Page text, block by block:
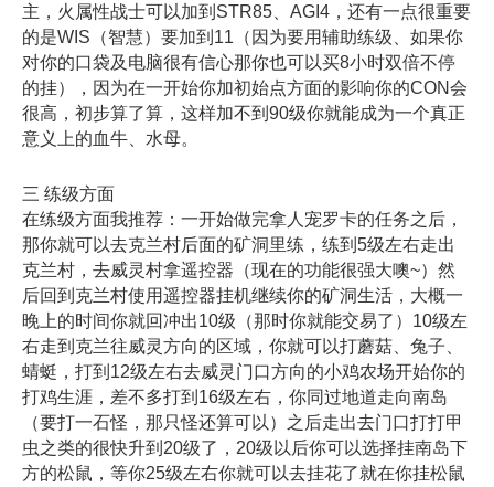
主，火属性战士可以加到STR85、AGI4，还有一点很重要
的是WIS（智慧）要加到11（因为要用辅助练级、如果你
对你的口袋及电脑很有信心那你也可以买8小时双倍不停
的挂），因为在一开始你加初始点方面的影响你的CON会
很高，初步算了算，这样加不到90级你就能成为一个真正
意义上的血牛、水母。
三 练级方面
在练级方面我推荐：一开始做完拿人宠罗卡的任务之后，
那你就可以去克兰村后面的矿洞里练，练到5级左右走出
克兰村，去威灵村拿遥控器（现在的功能很强大噢~）然
后回到克兰村使用遥控器挂机继续你的矿洞生活，大概一
晚上的时间你就回冲出10级（那时你就能交易了）10级左
右走到克兰往威灵方向的区域，你就可以打蘑菇、兔子、
蜻蜓，打到12级左右去威灵门口方向的小鸡农场开始你的
打鸡生涯，差不多打到16级左右，你同过地道走向南岛
（要打一石怪，那只怪还算可以）之后走出去门口打打甲
虫之类的很快升到20级了，20级以后你可以选择挂南岛下
方的松鼠，等你25级左右你就可以去挂花了就在你挂松鼠